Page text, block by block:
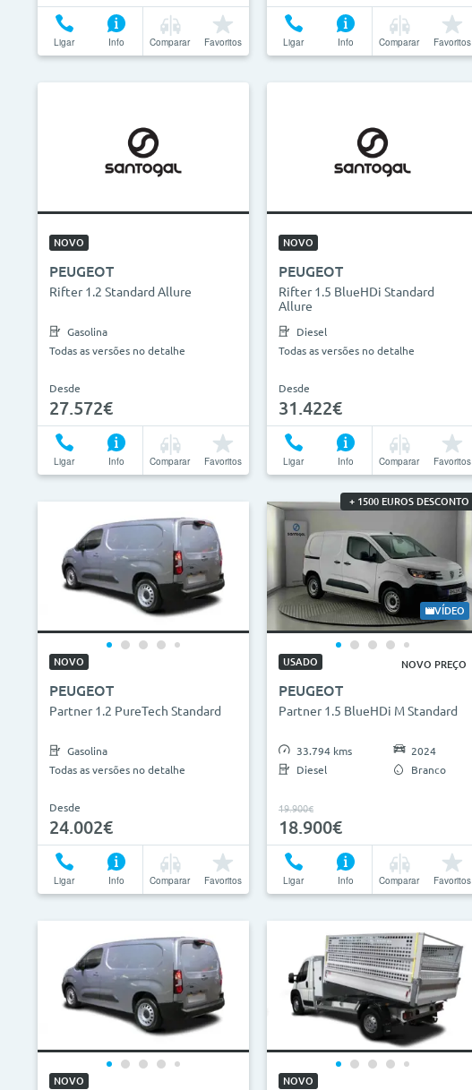
Ligar Info Comparar Favoritos Ligar Info Comparar Favoritos
NOVO
PEUGEOT
Rifter 1.2 Standard Allure
Gasolina
Todas as versões no detalhe
Desde
27.572€
Ligar Info Comparar Favoritos
NOVO
PEUGEOT
Rifter 1.5 BlueHDi Standard
Allure
Diesel
Todas as versões no detalhe
Desde
31.422€
Ligar Info Comparar Favoritos
NOVO
PEUGEOT
Partner 1.2 PureTech Standard
Gasolina
Todas as versões no detalhe
Desde
24.002€
Ligar Info Comparar Favoritos
+ 1500 EUROS DESCONTO
VÍDEO
USADO NOVO PREÇO
PEUGEOT
Partner 1.5 BlueHDi M Standard
33.794 kms
Diesel
2024
Branco
19.900€
18.900€
Ligar Info Comparar Favoritos
NOVO NOVO